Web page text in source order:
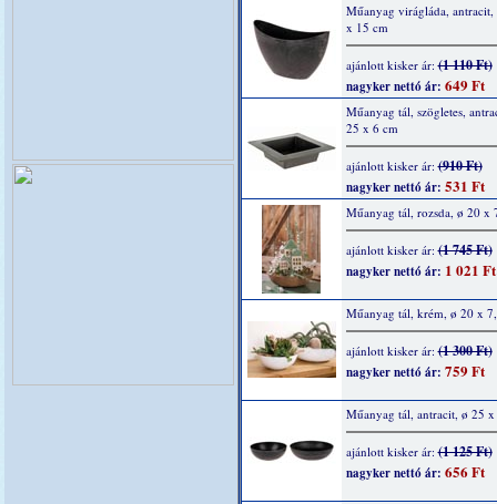
Műanyag virágláda,
x 15 cm
ajánlott kisker ár:(1 110 Ft)
nagyker nettó ár: 649 Ft
Műanyag tál, szögletes,
25 x 6 cm
ajánlott kisker ár:(910 Ft)
nagyker nettó ár: 531 Ft
Műanyag tál, rozsda, ø 20 x
ajánlott kisker ár:(1 745 Ft)
nagyker nettó ár: 1 021 Ft
Műanyag tál, krém, ø 20 x
ajánlott kisker ár:(1 300 Ft)
nagyker nettó ár: 759 Ft
Műanyag tál, antracit, ø 25
ajánlott kisker ár:(1 125 Ft)
nagyker nettó ár: 656 Ft